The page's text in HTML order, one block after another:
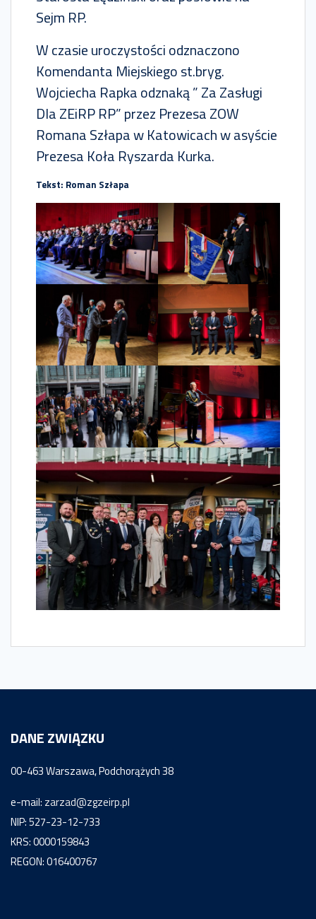
Sejm RP.
W czasie uroczystości odznaczono
Komendanta Miejskiego st.bryg.
Wojciecha Rapka odznaką ” Za Zasługi
Dla ZEiRP RP” przez Prezesa ZOW
Romana Szłapa w Katowicach w asyście
Prezesa Koła Ryszarda Kurka.
Tekst: Roman Szłapa
DANE ZWIĄZKU
00-463 Warszawa, Podchorążych 38
e-mail: zarzad@zgzeirp.pl
NIP: 527-23-12-733
KRS: 0000159843
REGON: 016400767